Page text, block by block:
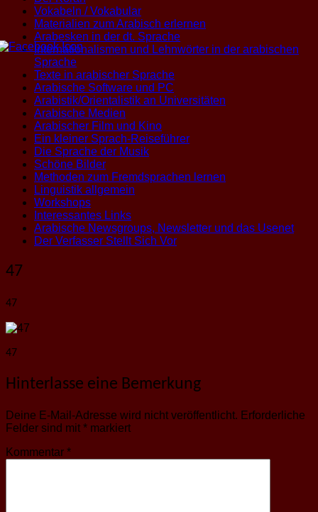
Vokabeln / Vokabular
Materialien zum Arabisch erlernen
Arabesken in der dt. Sprache
Internationalismen und Lehnwörter in der arabischen
Sprache
Texte in arabischer Sprache
Arabische Software und PC
Arabistik/Orientalistik an Universitäten
Arabische Medien
Arabischer Film und Kino
Ein kleiner Sprach-Reiseführer
Die Sprache der Musik
Schöne Bilder
Methoden zum Fremdsprachen lernen
Linguistik allgemein
Workshops
Interessantes Links
Arabische Newsgroups, Newsletter und das Usenet
Der Verfasser Stellt Sich Vor
47
47
47
Hinterlasse eine Bemerkung
Deine E-Mail-Adresse wird nicht veröffentlicht. Erforderliche
Felder sind mit * markiert
Kommentar *